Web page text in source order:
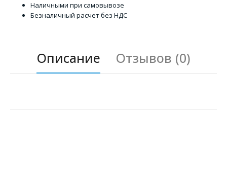
Наличными при самовывозе
Безналичный расчет без НДС
Описание Отзывов (0)